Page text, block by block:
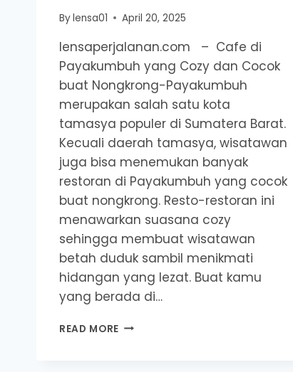
Bylensa01 April 20, 2025
lensaperjalanan.com – Cafe di
Payakumbuh yang Cozy dan Cocok
buat Nongkrong-Payakumbuh
merupakan salah satu kota
tamasya populer di Sumatera Barat.
Kecuali daerah tamasya, wisatawan
juga bisa menemukan banyak
restoran di Payakumbuh yang cocok
buat nongkrong. Resto-restoran ini
menawarkan suasana cozy
sehingga membuat wisatawan
betah duduk sambil menikmati
hidangan yang lezat. Buat kamu
yang berada di…
READ MORE CAFE